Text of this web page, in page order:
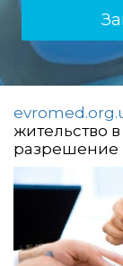
жительство
разрешение